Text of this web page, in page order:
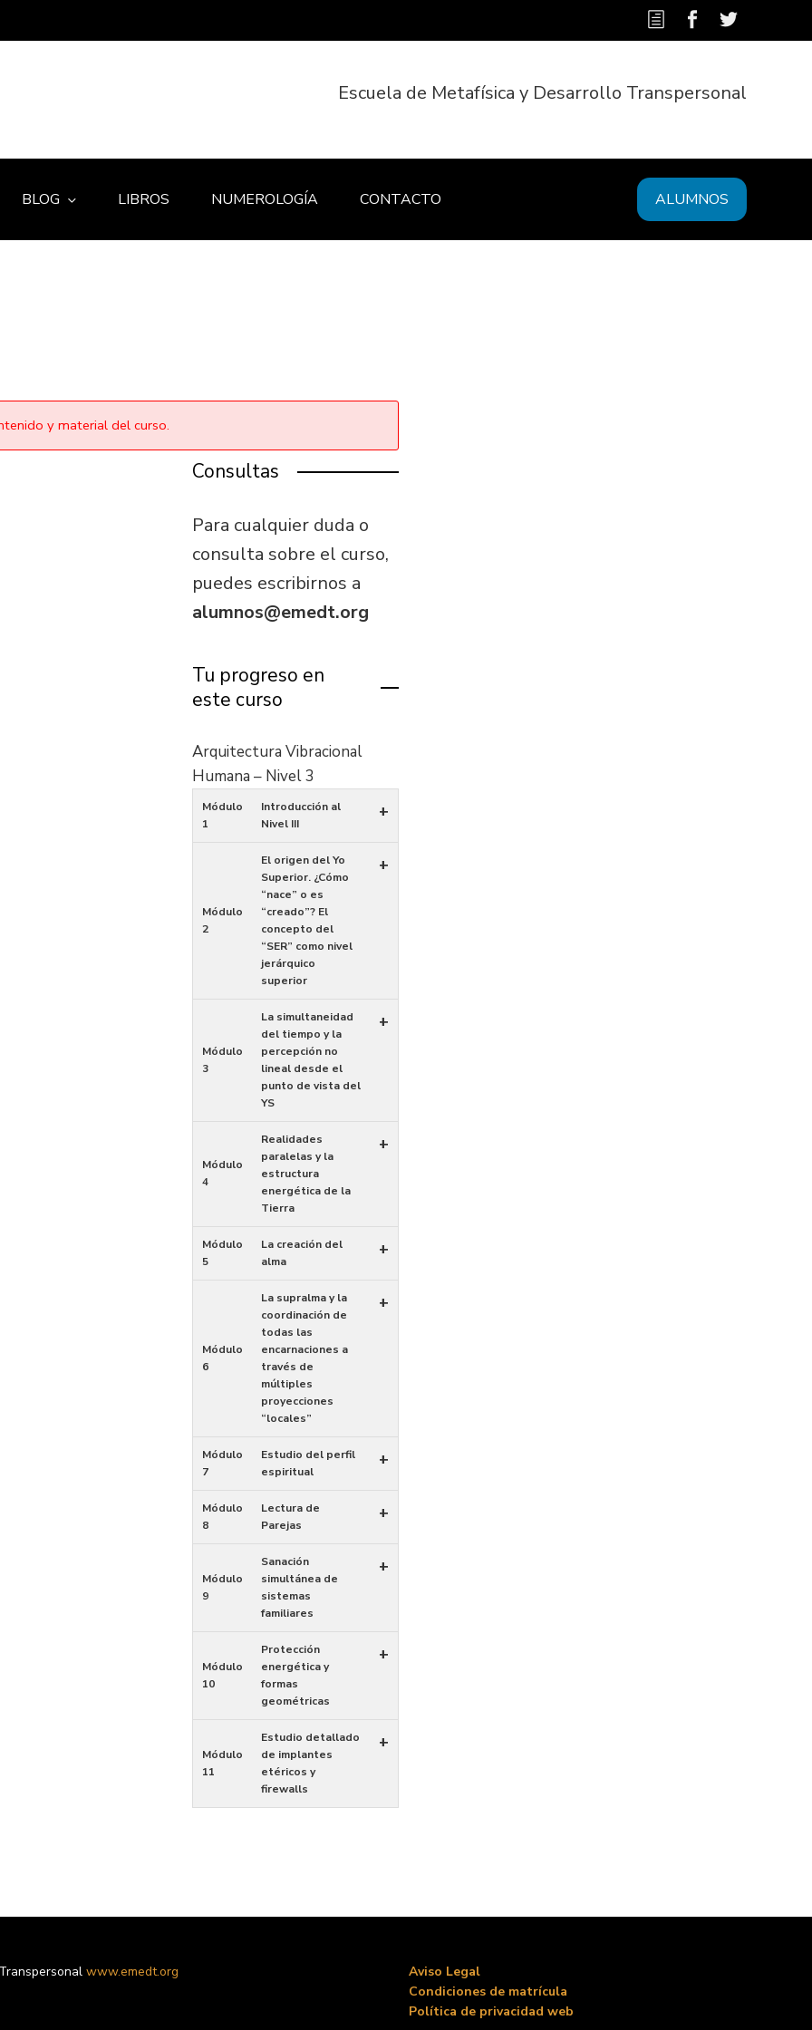
Escuela de Metafísica y Desarrollo Transpersonal
BLOG LIBROS NUMEROLOGÍA CONTACTO ALUMNOS
y material del curso.
Consultas
Para cualquier duda o
consulta sobre el curso,
puedes escribirnos a
alumnos@emedt.org
Tu progreso en
este curso
Arquitectura Vibracional
Humana – Nivel 3
Módulo
1
Introducción al
Nivel III
+
Módulo
2
El origen del Yo
Superior. ¿Cómo
“nace” o es
“creado”? El
concepto del
“SER” como nivel
jerárquico
superior
+
Módulo
3
La simultaneidad
del tiempo y la
percepción no
lineal desde el
punto de vista del
YS
+
Módulo
4
Realidades
paralelas y la
estructura
energética de la
Tierra
+
Módulo
5
La creación del
alma
+
Módulo
6
La supralma y la
coordinación de
todas las
encarnaciones a
través de
múltiples
proyecciones
“locales”
+
Módulo
7
Estudio del perfil
espiritual
+
Módulo
8
Lectura de
Parejas
+
Módulo
9
Sanación
simultánea de
sistemas
familiares
+
Módulo
10
Protección
energética y
formas
geométricas
+
Módulo
11
Estudio detallado
de implantes
etéricos y
firewalls
+
www.emedt.org
Aviso Legal
Condiciones de matrícula
Política de privacidad web